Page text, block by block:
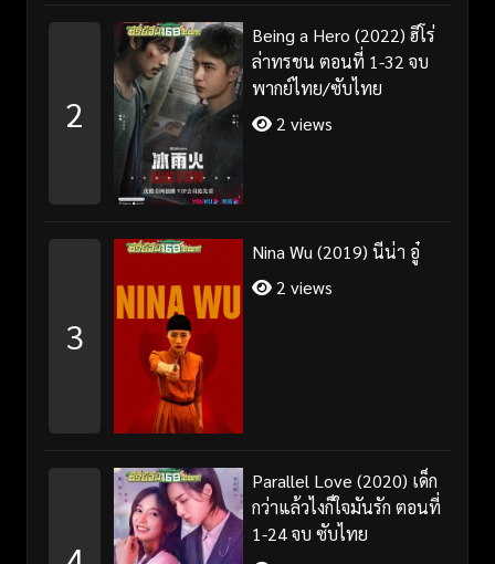
2
Being a Hero (2022) ฮีโร่
ล่าทรชน ตอนที่ 1-32 จบ
พากย์ไทย/ซับไทย
2 views
3
Nina Wu (2019) นีน่า อู๋
2 views
Parallel Love (2020) เด็ก
กว่าแล้วไงก็ใจมันรัก ตอนที่
1-24 จบ ซับไทย